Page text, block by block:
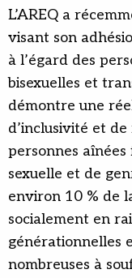
L’AREQ a
visant son
à l’égard des
bisexuelles et
démontre une
d’inclusivité et
personnes
sexuelle et de
environ 10 % de
socialement en
générationnelles
nombreuses à